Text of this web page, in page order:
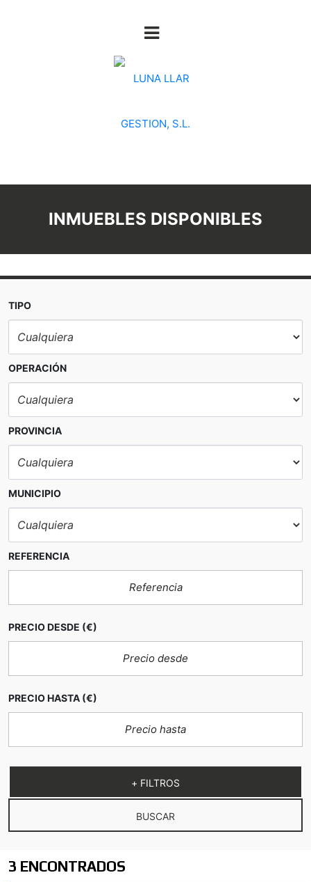
INMUEBLES DISPONIBLES
TIPO
OPERACIÓN
PROVINCIA
MUNICIPIO
REFERENCIA
PRECIO DESDE (€)
PRECIO HASTA (€)
+ FILTROS
BUSCAR
3 ENCONTRADOS